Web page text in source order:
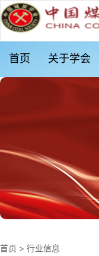
首页 关于学会
首页 > 行业信息